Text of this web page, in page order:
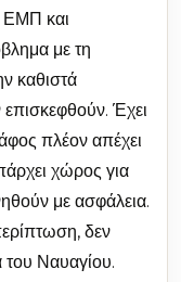
ΕΜΠ και
με τη
καθιστά
Έχει
πλέον απέχει
χώρος για
με ασφάλεια.
δεν
του Ναυαγίου.